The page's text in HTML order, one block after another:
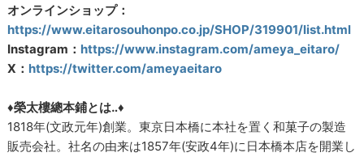
オンラインショップ：
https://www.eitarosouhonpo.co.jp/SHOP/319901/list.html
Instagram： https://www.instagram.com/ameya_eitaro/
X： https://twitter.com/ameyaeitaro
♦榮太樓總本鋪とは‥♦
1818年(文政元年)創業。東京日本橋に本社を置く和菓子の製造
販売会社。社名の由来は1857年(安政4年)に日本橋本店を開業し